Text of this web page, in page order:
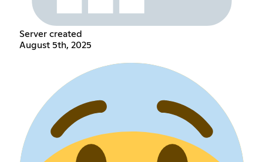
Server created
August 5th, 2025